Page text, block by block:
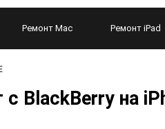
Ремонт Mac Ремонт iPad
BlackBerry на